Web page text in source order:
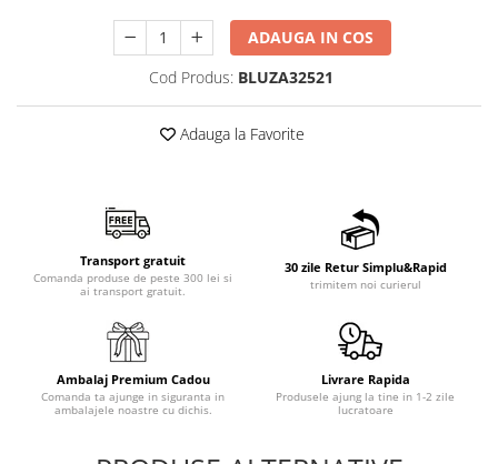
ADAUGA IN COS
Cod Produs: BLUZA32521
Adauga la Favorite
Transport gratuit
Comanda produse de peste 300 lei si
ai transport gratuit.
30 zile Retur Simplu&Rapid
trimitem noi curierul
Ambalaj Premium Cadou
Comanda ta ajunge in siguranta in
ambalajele noastre cu dichis.
Livrare Rapida
Produsele ajung la tine in 1-2 zile
lucratoare